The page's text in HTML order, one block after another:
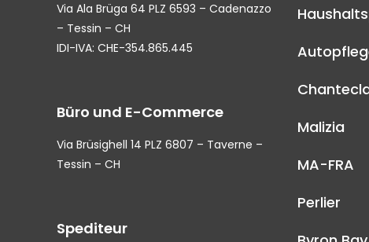
Via Ala Brüga 64 PLZ 6593 – Cadenazzo
– Tessin – CH
IDI-IVA: CHE-354.865.445
Büro und E-Commerce
Via Brüsighell 14 PLZ 6807 – Taverne –
Tessin – CH
Spediteur
Malizia
MA-FRA
Perlier